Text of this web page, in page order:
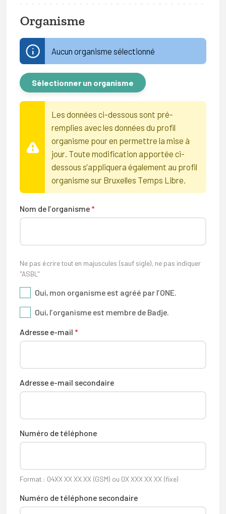
Organisme
Aucun organisme sélectionné
Sélectionner un organisme
Les données ci-dessous sont pré-
remplies avec les données du profil
organisme pour en permettre la mise à
jour. Toute modification apportée ci-
dessous s’appliquera également au profil
organisme sur Bruxelles Temps Libre.
Nom de l’organisme *
Ne pas écrire tout en majuscules (sauf sigle), ne pas indiquer
"ASBL"
Oui, mon organisme est agréé par l’ONE.
Oui, l’organisme est membre de Badje.
Adresse e-mail *
Adresse e-mail secondaire
Numéro de téléphone
Format : 04XX XX XX XX (GSM) ou 0X XXX XX XX (fixe)
Numéro de téléphone secondaire